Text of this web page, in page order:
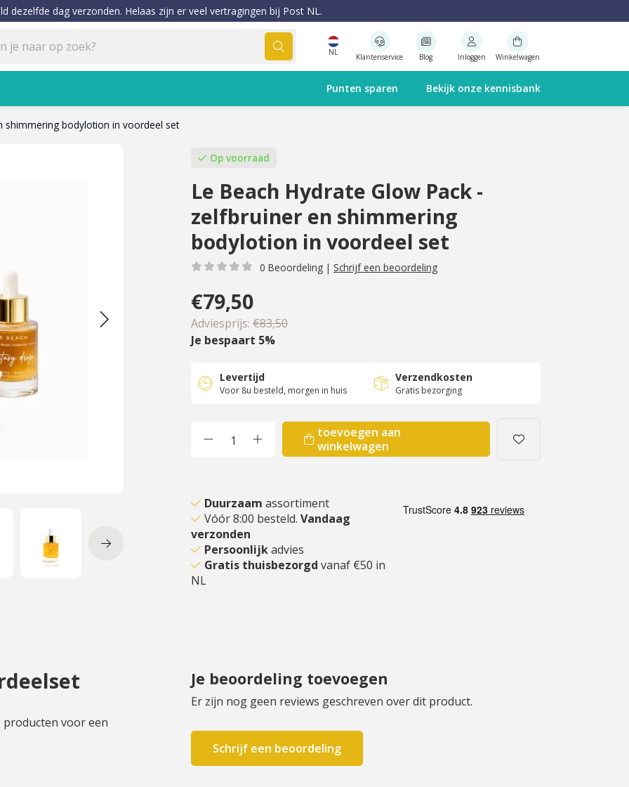
dezelfde dag verzonden. Helaas zijn er veel vertragingen bij Post NL.
NL Klantenservice Blog Inloggen Winkelwagen
Punten sparen Bekijk onze kennisbank
shimmering bodylotion in voordeel set
Op voorraad
Le Beach Hydrate Glow Pack -
zelfbruiner en shimmering
bodylotion in voordeel set
0 Beoordeling | Schrijf een beoordeling
€79,50
Adviesprijs: €83,50
Je bespaart 5%
Levertijd
Voor 8u besteld, morgen in huis
Verzendkosten
Gratis bezorging
toevoegen aan
winkelwagen
Duurzaam assortiment
Vóór 8:00 besteld. Vandaag
verzonden
Persoonlijkadvies
Gratis thuisbezorgd vanaf €50 in
NL
voor een
Je beoordeling toevoegen
Er zijn nog geen reviews geschreven over dit product.
Schrijf een beoordeling